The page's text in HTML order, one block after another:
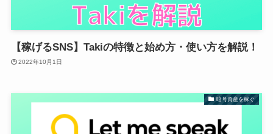
【稼げるSNS】Takiの特徴と始め方・使い方を解説！
2022年10月1日
暗号資産を稼ぐ